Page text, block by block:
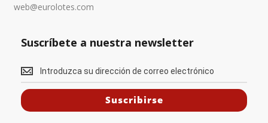
web@eurolotes.com
Suscríbete a nuestra newsletter
S
s
Suscribirse